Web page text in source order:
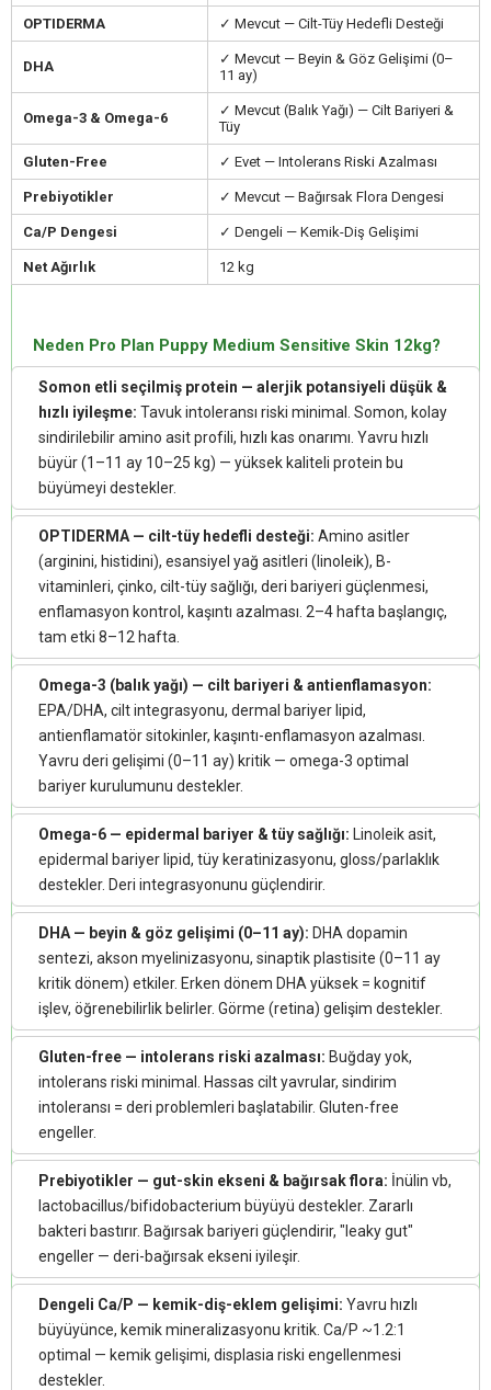
OPTIDERMA ✓ Mevcut — Cilt-Tüy Hedefli Desteği
DHA
✓ Mevcut — Beyin & Göz Gelişimi (0–
11 ay)
Omega-3 & Omega-6
✓ Mevcut (Balık Yağı) — Cilt Bariyeri &
Tüy
Gluten-Free ✓ Evet — Intolerans Riski Azalması
Prebiyotikler ✓ Mevcut — Bağırsak Flora Dengesi
Ca/P Dengesi ✓ Dengeli — Kemik-Diş Gelişimi
Net Ağırlık 12 kg
Neden Pro Plan Puppy Medium Sensitive Skin 12kg?
Somon etli seçilmiş protein — alerjik potansiyeli düşük &
hızlı iyileşme: Tavuk intoleransı riski minimal. Somon, kolay
sindirilebilir amino asit profili, hızlı kas onarımı. Yavru hızlı
büyür (1–11 ay 10–25 kg) — yüksek kaliteli protein bu
büyümeyi destekler.
OPTIDERMA — cilt-tüy hedefli desteği: Amino asitler
(arginini, histidini), esansiyel yağ asitleri (linoleik), B-
vitaminleri, çinko, cilt-tüy sağlığı, deri bariyeri güçlenmesi,
enflamasyon kontrol, kaşıntı azalması. 2–4 hafta başlangıç,
tam etki 8–12 hafta.
Omega-3 (balık yağı) — cilt bariyeri & antienflamasyon:
EPA/DHA, cilt integrasyonu, dermal bariyer lipid,
antienflamatör sitokinler, kaşıntı-enflamasyon azalması.
Yavru deri gelişimi (0–11 ay) kritik — omega-3 optimal
bariyer kurulumunu destekler.
Omega-6 — epidermal bariyer & tüy sağlığı: Linoleik asit,
epidermal bariyer lipid, tüy keratinizasyonu, gloss/parlaklık
destekler. Deri integrasyonunu güçlendirir.
DHA — beyin & göz gelişimi (0–11 ay): DHA dopamin
sentezi, akson myelinizasyonu, sinaptik plastisite (0–11 ay
kritik dönem) etkiler. Erken dönem DHA yüksek = kognitif
işlev, öğrenebilirlik belirler. Görme (retina) gelişim destekler.
Gluten-free — intolerans riski azalması: Buğday yok,
intolerans riski minimal. Hassas cilt yavrular, sindirim
intoleransı = deri problemleri başlatabilir. Gluten-free
engeller.
Prebiyotikler — gut-skin ekseni & bağırsak flora: İnülin vb,
lactobacillus/bifidobacterium büyüyü destekler. Zararlı
bakteri bastırır. Bağırsak bariyeri güçlendirir, "leaky gut"
engeller — deri-bağırsak ekseni iyileşir.
Dengeli Ca/P — kemik-diş-eklem gelişimi: Yavru hızlı
büyüyünce, kemik mineralizasyonu kritik. Ca/P ~1.2:1
optimal — kemik gelişimi, displasia riski engellenmesi
destekler.